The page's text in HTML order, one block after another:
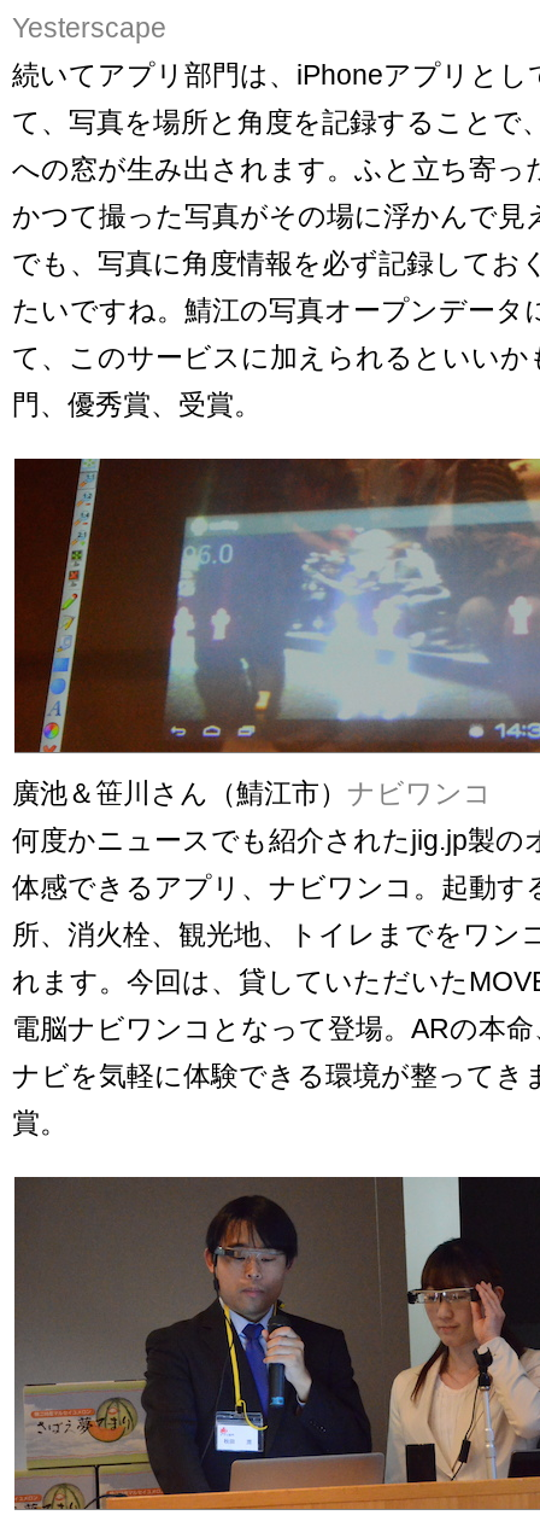
Yesterscape
続いてアプリ部門は、iPhoneアプリとし
て、写真を場所と角度を記録することで
への窓が生み出されます。ふと立ち寄っ
かつて撮った写真がその場に浮かんで見
でも、写真に角度情報を必ず記録してお
たいですね。鯖江の写真オープンデータ
て、このサービスに加えられるといいか
門、優秀賞、受賞。
廣池＆笹川さん（鯖江市） ナビワンコ
何度かニュースでも紹介されたjig.jp製の
体感できるアプリ、ナビワンコ。起動す
所、消火栓、観光地、トイレまでをワン
れます。今回は、貸していただいた
電脳ナビワンコとなって登場。ARの本
ナビを気軽に体験できる環境が整ってき
賞。